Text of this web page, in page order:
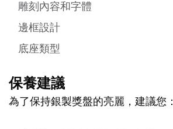
雕刻內容和字體
邊框設計
底座類型
保養建議
為了保持銀製獎盤的亮麗，建議您：